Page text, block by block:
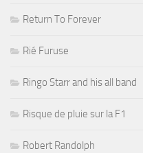
Return To Forever
Rié Furuse
Ringo Starr and his all band
Risque de pluie sur la F1
Robert Randolph